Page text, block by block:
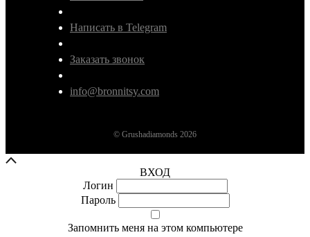
Написать в Telegram
Заказать звонок
info@bronnitsy.com
© Grushadiamonds 2026
ВХОД
Логин
Пароль
Запомнить меня на этом компьютере